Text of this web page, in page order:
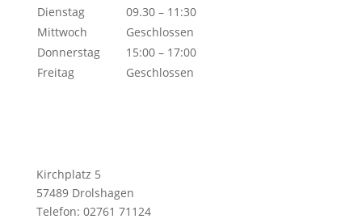
Dienstag
09.30 – 11:30
Mittwoch
Geschlossen
Donnerstag
15:00 – 17:00
Freitag
Geschlossen
Kirchplatz 5
57489 Drolshagen
Telefon: 02761 71124